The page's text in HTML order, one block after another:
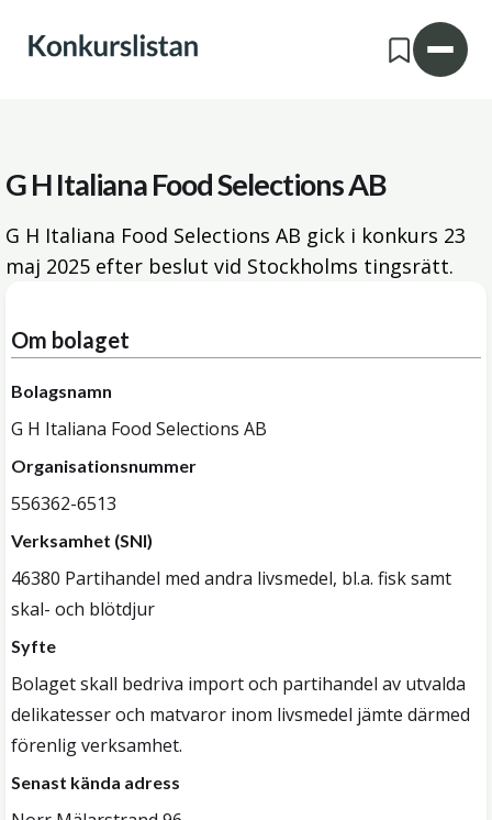
G H Italiana Food Selections AB
G H Italiana Food Selections AB gick i konkurs 23
maj 2025 efter beslut vid Stockholms tingsrätt.
Om bolaget
Bolagsnamn
G H Italiana Food Selections AB
Organisationsnummer
556362-6513
Verksamhet (SNI)
46380 Partihandel med andra livsmedel, bl.a. fisk samt
skal- och blötdjur
Syfte
Bolaget skall bedriva import och partihandel av utvalda
delikatesser och matvaror inom livsmedel jämte därmed
förenlig verksamhet.
Senast kända adress